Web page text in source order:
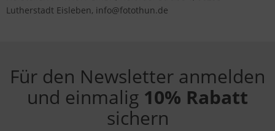
Lutherstadt Eisleben, info@fotothun.de
Für den Newsletter anmelden
und einmalig 10% Rabatt
sichern